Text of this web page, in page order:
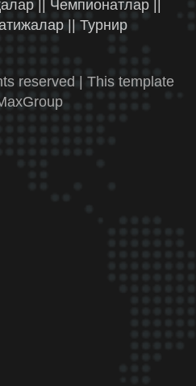
|| Чемпионатлар ||
|| Турнир
reserved | This template